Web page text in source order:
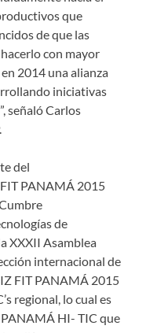
que
de que las
con mayor
2014 una alianza
iniciativas
señaló Carlos
del
PANAMÁ 2015
de
XXXII Asamblea
internacional de
FIT PANAMÁ 2015
regional, lo cual es
HI- TIC que